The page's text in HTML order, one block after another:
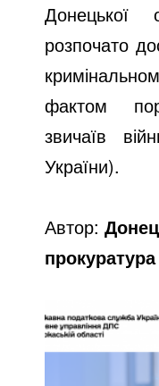
Донецької
розпочато
фактом
звичаїв
України).
Автор:
прокуратура